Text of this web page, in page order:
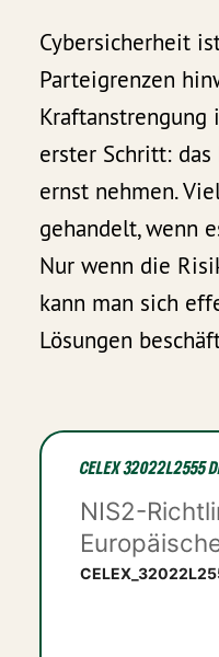
Cybersicherheit
Parteigrenzen
Kraftanstrengung
erster Schritt:
ernst nehmen.
gehandelt, wenn
Nur wenn die
kann man sich
Lösungen
CELEX 32022L2555
NIS2-